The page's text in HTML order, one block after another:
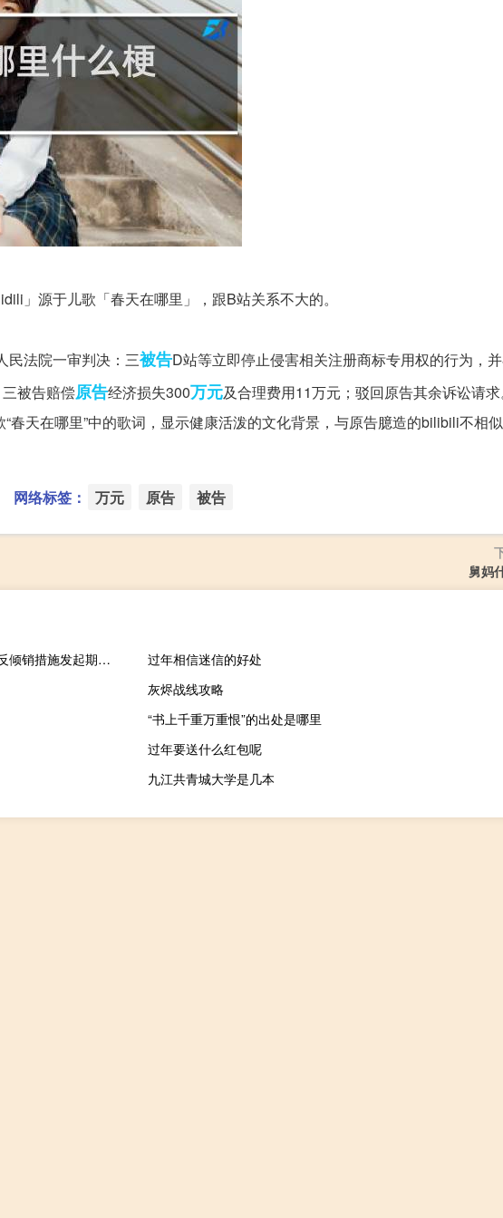
」源于儿歌「春天在哪里」，跟B站关系不大的。
民法院一审判决：三被告D站等立即停止侵害相关注册商标专用权的行为，
被告赔偿原告经济损失300万元及合理费用11万元；驳回原告其余诉讼请
春天在哪里”中的歌词，显示健康活泼的文化背景，与原告臆造的bilibili不相
网络标签： 万元 原告 被告
舅妈
商务部：对原产于美国和日本的进口氢碘酸所适用的反倾销措施发起期终复审调查
过年相信迷信的好处
灰烬战线攻略
“书上千重万重恨”的出处是哪里
过年要送什么红包呢
九江共青城大学是几本